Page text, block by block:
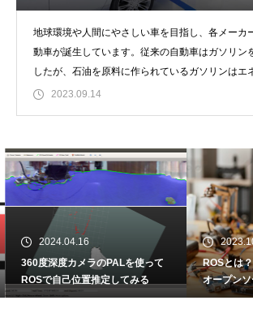
地球環境や人間にやさしい車を目指し、各メーカ
動車が誕生しています。従来の自動車はガソリン
したが、石油を原料に作られているガソリンはエ
て将来的に枯渇する
2023.09.14
2024.04.16
360度深度カメラのPALを使って
ROSで自己位置推定してみる
ROSとは？
オープンソ
動かして学